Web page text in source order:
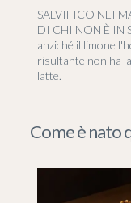
SALVIFICO NEI
DI CHI NON È IN
anziché il limone
risultante non ha
latte.
Come è nato